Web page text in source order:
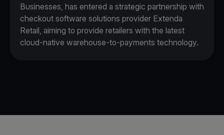
Businesses, has entered a strategic partnership with
checkout software solutions provider Extenda
Retail, aiming to provide retailers with the latest
cloud-native warehouse-to-payments technology.